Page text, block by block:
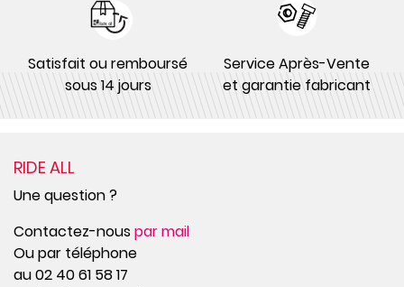
Satisfait ou remboursé
sous 14 jours
Service Après-Vente
et garantie fabricant
RIDE ALL
Une question ?
Contactez-nouspar mail
Ou par téléphone
au 02 40 61 58 17